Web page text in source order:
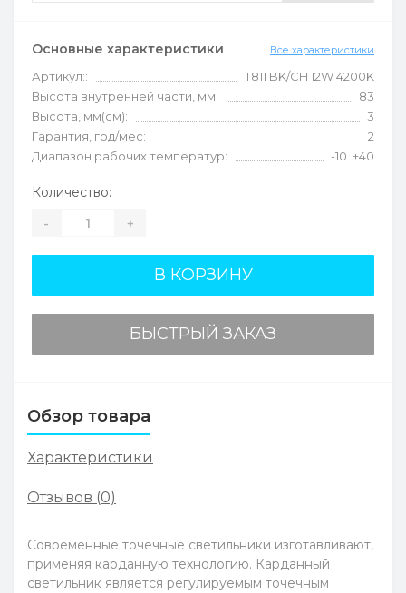
Основные характеристики Все характеристики
Артикул::
T811 BK/CH 12W 4200K
Высота внутренней части, мм:
83
Высота, мм(см):
3
Гарантия, год/мес:
2
Диапазон рабочих температур:
-10..+40
Количество:
- +
В КОРЗИНУ
БЫСТРЫЙ ЗАКАЗ
Обзор товара
Характеристики
Отзывов (0)
Современные точечные светильники изготавливают,
применяя карданную технологию. Карданный
светильник является регулируемым точечным